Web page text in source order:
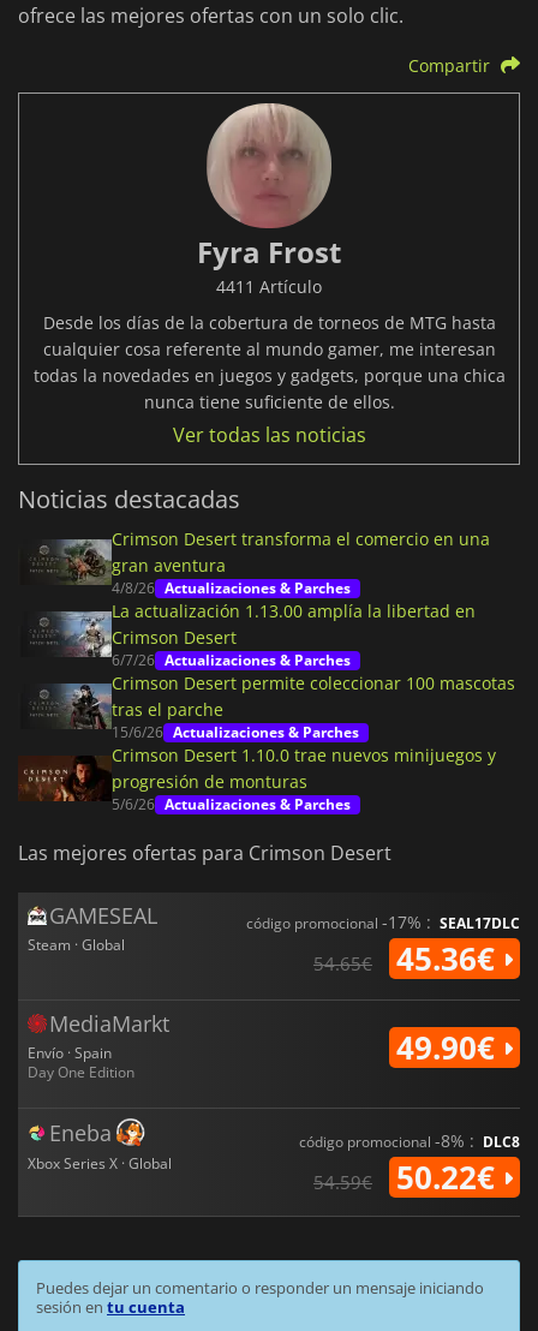
ofrece las mejores ofertas con un solo clic.
Compartir
Fyra Frost
4411 Artículo
Desde los días de la cobertura de torneos de MTG hasta
cualquier cosa referente al mundo gamer, me interesan
todas la novedades en juegos y gadgets, porque una chica
nunca tiene suficiente de ellos.
Ver todas las noticias
Noticias destacadas
Crimson Desert transforma el comercio en una
gran aventura
4/8/26 Actualizaciones & Parches
La actualización 1.13.00 amplía la libertad en
Crimson Desert
6/7/26 Actualizaciones & Parches
Crimson Desert permite coleccionar 100 mascotas
tras el parche
15/6/26 Actualizaciones & Parches
Crimson Desert 1.10.0 trae nuevos minijuegos y
progresión de monturas
5/6/26 Actualizaciones & Parches
Las mejores ofertas para Crimson Desert
GAMESEAL
Steam · Global
código promocional -17% : SEAL17DLC
54.65€ 45.36€
MediaMarkt
Envío · Spain
Day One Edition
49.90€
Eneba
Xbox Series X · Global
código promocional -8% : DLC8
54.59€ 50.22€
Puedes dejar un comentario o responder un mensaje iniciando
sesión en tu cuenta